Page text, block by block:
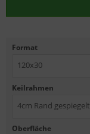
Format
120x30
Keilrahmen
4cm Rand gespiegelt
Oberfläche